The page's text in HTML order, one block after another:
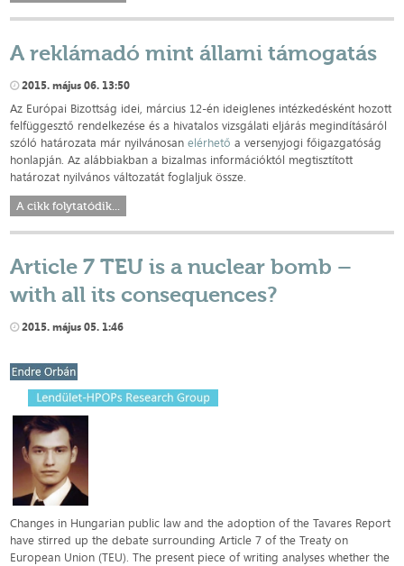
A reklámadó mint állami támogatás
2015. május 06. 13:50
Az Európai Bizottság idei, március 12-én ideiglenes intézkedésként hozott
felfüggesztő rendelkezése és a hivatalos vizsgálati eljárás megindításáról
szóló határozata már nyilvánosanelérhető a versenyjogi főigazgatóság
honlapján. Az alábbiakban a bizalmas információktól megtisztított
határozat nyilvános változatát foglaljuk össze.
A cikk folytatódik...
Article 7 TEU is a nuclear bomb –
with all its consequences?
2015. május 05. 1:46
Changes in Hungarian public law and the adoption of the Tavares Report
have stirred up the debate surrounding Article 7 of the Treaty on
European Union (TEU). The present piece of writing analyses whether the